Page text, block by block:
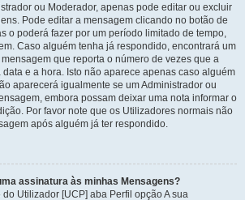
ou Moderador, apenas pode editar ou excluir
Pode editar a mensagem clicando no botão de
o poderá fazer por um período limitado de tempo,
Caso alguém tenha já respondido, encontrará um
que reporta o número de vezes que a
e a hora. Isto não aparece apenas caso alguém
aparecerá igualmente se um Administrador ou
embora possam deixar uma nota informar o
Por favor note que os Utilizadores normais não
após alguém já ter respondido.
assinatura às minhas Mensagens?
Utilizador [UCP] aba Perfil opção A sua